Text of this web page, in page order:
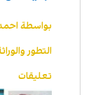
بواسطة
التطور
تعليقات